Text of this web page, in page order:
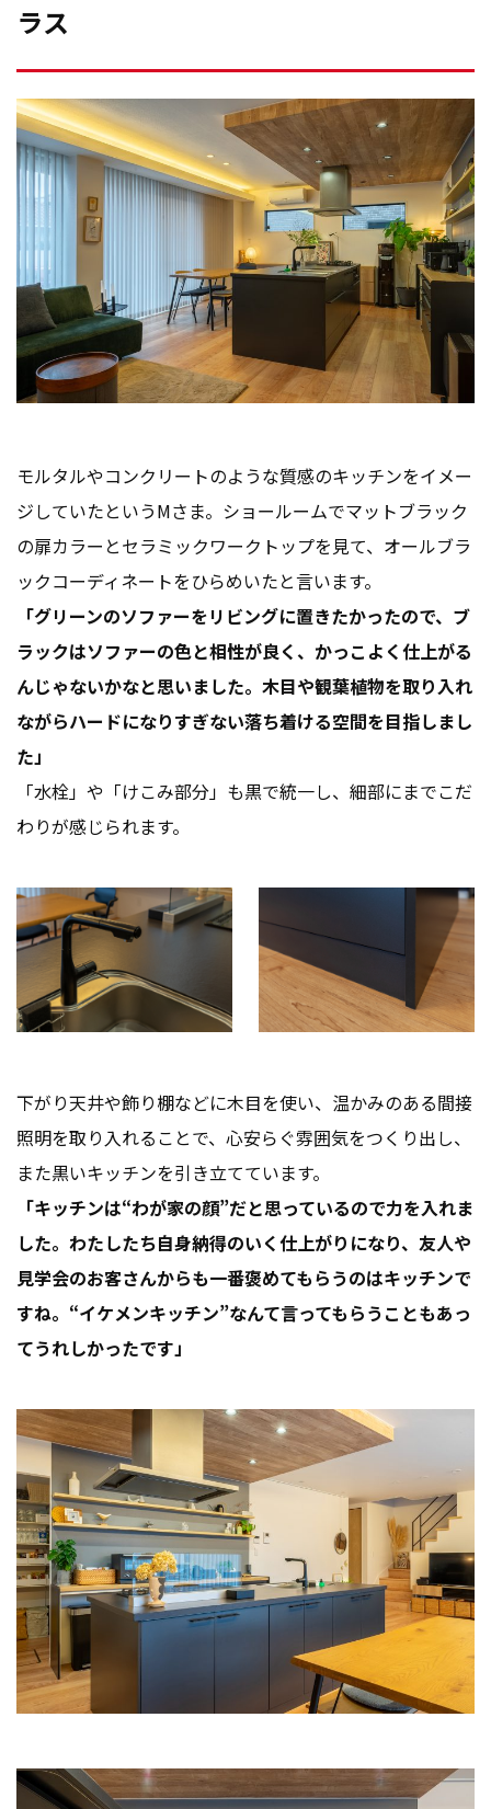
ラス
モルタルやコンクリートのような質感のキッチンをイメー
ジしていたというMさま。ショールームでマットブラック
の扉カラーとセラミックワークトップを見て、オールブラ
ックコーディネートをひらめいたと言います。
「グリーンのソファーをリビングに置きたかったので、ブ
ラックはソファーの色と相性が良く、かっこよく仕上がる
んじゃないかなと思いました。木目や観葉植物を取り入れ
ながらハードになりすぎない落ち着ける空間を目指しまし
た」
「水栓」や「けこみ部分」も黒で統一し、細部にまでこだ
わりが感じられます。
下がり天井や飾り棚などに木目を使い、温かみのある間接
照明を取り入れることで、心安らぐ雰囲気をつくり出し、
また黒いキッチンを引き立てています。
「キッチンは“わが家の顔”だと思っているので力を入れま
した。わたしたち自身納得のいく仕上がりになり、友人や
見学会のお客さんからも一番褒めてもらうのはキッチンで
すね。“イケメンキッチン”なんて言ってもらうこともあっ
てうれしかったです」